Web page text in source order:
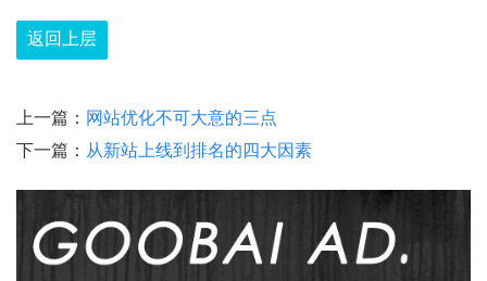
返回上层
上一篇： 网站优化不可大意的三点
下一篇： 从新站上线到排名的四大因素